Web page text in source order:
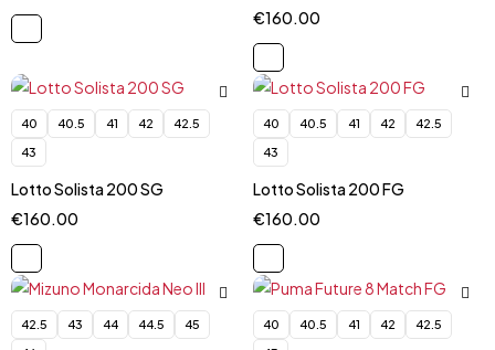
€160.00
40 40.5 41 42
42.5
43
Lotto Solista 200 SG
€160.00
40 40.5 41 42
42.5
43
Lotto Solista 200 FG
€160.00
42.5 43 44 44.5
45
40 40.5 41 42
42.5